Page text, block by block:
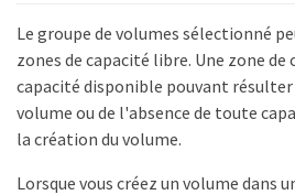
Le groupe de volumes sélectionné
zones de capacité libre. Une zone
capacité disponible pouvant résulter
volume ou de l'absence de toute
la création du volume.
Lorsque vous créez un volume dans